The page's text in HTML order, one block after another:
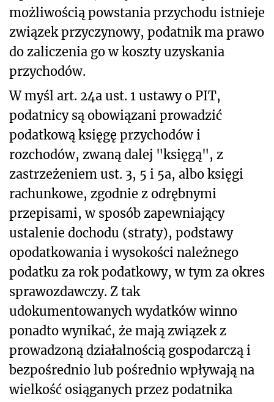
możliwością powstania przychodu istnieje
związek przyczynowy, podatnik ma prawo
do zaliczenia go w koszty uzyskania
przychodów.
W myśl art. 24a ust. 1 ustawy o PIT,
podatnicy są obowiązani prowadzić
podatkową księgę przychodów i
rozchodów, zwaną dalej "księgą", z
zastrzeżeniem ust. 3, 5 i 5a, albo księgi
rachunkowe, zgodnie z odrębnymi
przepisami, w sposób zapewniający
ustalenie dochodu (straty), podstawy
opodatkowania i wysokości należnego
podatku za rok podatkowy, w tym za okres
sprawozdawczy. Z tak
udokumentowanych wydatków winno
ponadto wynikać, że mają związek z
prowadzoną działalnością gospodarczą i
bezpośrednio lub pośrednio wpływają na
wielkość osiąganych przez podatnika